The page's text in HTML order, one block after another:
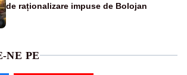
de raționalizare impuse de Bolojan
NE PE